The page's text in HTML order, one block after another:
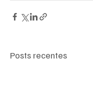
Posts recentes